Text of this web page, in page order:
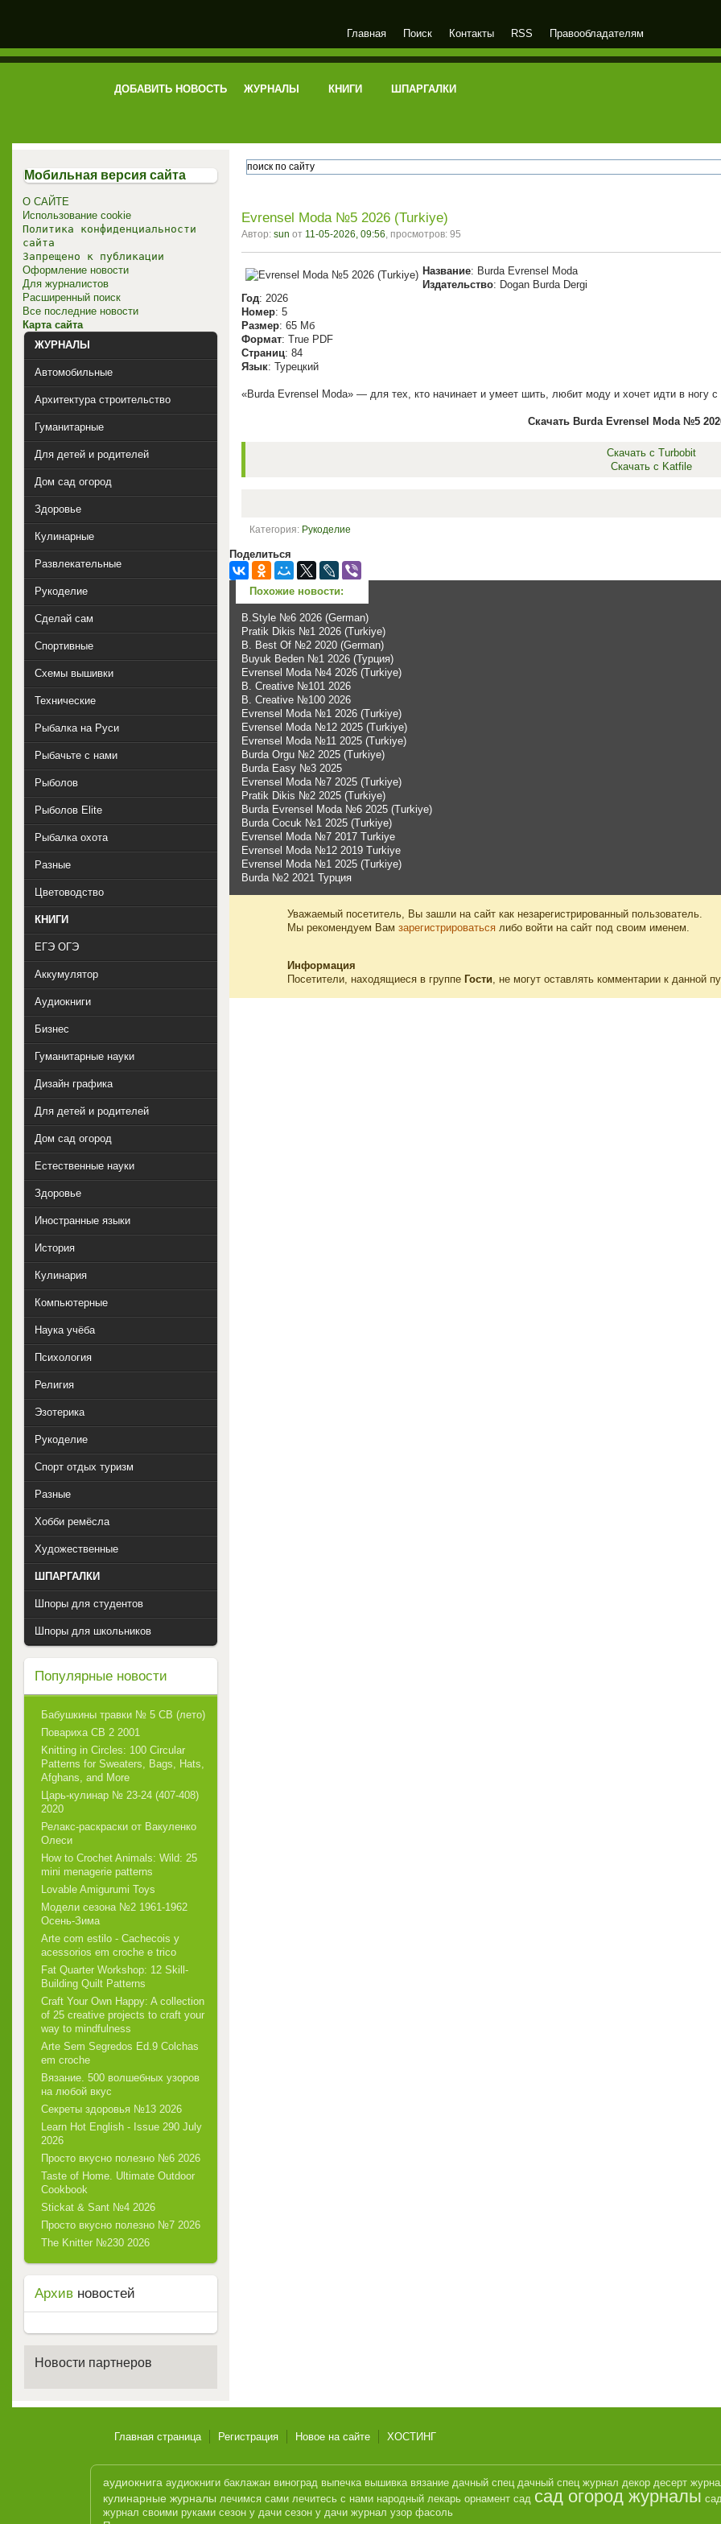
электронная библиотека
Главная Поиск Контакты RSS Правообладателям
ДОБАВИТЬ НОВОСТЬ ЖУРНАЛЫ КНИГИ ШПАРГАЛКИ
Evrensel Moda №5 2026 (Turkiye)
Автор: sun от 11-05-2026, 09:56, просмотров: 95
Название: Burda Evrensel Moda
Издательство: Dogan Burda Dergi
Год: 2026
Номер: 5
Размер: 65 Мб
Формат: True PDF
Страниц: 84
Язык: Турецкий
«Burda Evrensel Moda» — для тех, кто начинает и умеет шить, любит моду и хочет идти в ногу
Скачать Burda Evrensel Moda №5
Скачать с Turbobit
Скачать с Katfile
Категория: Рукоделие
Поделиться
Похожие новости:
B.Style №6 2026 (German)
Pratik Dikis №1 2026 (Turkiye)
B. Best Of №2 2020 (German)
Buyuk Beden №1 2026 (Турция)
Evrensel Moda №4 2026 (Turkiye)
B. Creative №101 2026
B. Creative №100 2026
Evrensel Moda №1 2026 (Turkiye)
Evrensel Moda №12 2025 (Turkiye)
Evrensel Moda №11 2025 (Turkiye)
Burda Orgu №2 2025 (Turkiye)
Burda Easy №3 2025
Evrensel Moda №7 2025 (Turkiye)
Pratik Dikis №2 2025 (Turkiye)
Burda Evrensel Moda №6 2025 (Turkiye)
Burda Cocuk №1 2025 (Turkiye)
Evrensel Moda №7 2017 Turkiye
Evrensel Moda №12 2019 Turkiye
Evrensel Moda №1 2025 (Turkiye)
Burda №2 2021 Турция
Уважаемый посетитель, Вы зашли на сайт как незарегистрированный пользователь.
Мы рекомендуем Вам зарегистрироваться либо войти на сайт под своим именем.
Информация
Посетители, находящиеся в группе Гости , не могут оставлять комментарии к данной
Мобильная версия сайта
О САЙТЕ
Использование cookie
Политика конфиденциальности
сайта
Запрещено к публикации
Оформление новости
Для журналистов
Расширенный поиск
Все последние новости
Карта сайта
ЖУРНАЛЫ
Автомобильные
Архитектура строительство
Гуманитарные
Для детей и родителей
Дом сад огород
Здоровье
Кулинарные
Развлекательные
Рукоделие
Сделай сам
Спортивные
Схемы вышивки
Технические
Рыбалка на Руси
Рыбачьте с нами
Рыболов
Рыболов Elite
Рыбалка охота
Разные
Цветоводство
КНИГИ
ЕГЭ ОГЭ
Аккумулятор
Аудиокниги
Бизнес
Гуманитарные науки
Дизайн графика
Для детей и родителей
Дом сад огород
Естественные науки
Здоровье
Иностранные языки
История
Кулинария
Компьютерные
Наука учёба
Психология
Религия
Эзотерика
Рукоделие
Спорт отдых туризм
Разные
Хобби ремёсла
Художественные
ШПАРГАЛКИ
Шпоры для студентов
Шпоры для школьников
Популярные новости
Бабушкины травки № 5 СВ (лето)
Повариха СВ 2 2001
Knitting in Circles: 100 Circular
Patterns for Sweaters, Bags, Hats,
Afghans, and More
Царь-кулинар № 23-24 (407-408)
2020
Релакс-раскраски от Вакуленко
Олеси
How to Crochet Animals: Wild: 25
mini menagerie patterns
Lovable Amigurumi Toys
Модели сезона №2 1961-1962
Осень-Зима
Arte com estilo - Cachecois у
acessorios em croche e trico
Fat Quarter Workshop: 12 Skill-
Building Quilt Patterns
Craft Your Own Happy: A collection
of 25 creative projects to craft your
way to mindfulness
Arte Sem Segredos Ed.9 Colchas
em croche
Вязание. 500 волшебных узоров
на любой вкус
Секреты здоровья №13 2026
Learn Hot English - Issue 290 July
2026
Просто вкусно полезно №6 2026
Taste of Home. Ultimate Outdoor
Cookbook
Stickat & Sant №4 2026
Просто вкусно полезно №7 2026
The Knitter №230 2026
Архив новостей
Новости партнеров
Главная страница Регистрация Новое на сайте ХОСТИНГ
аудиокнига аудиокниги баклажан виноград выпечка вышивка вязание дачный спец дачный спец журнал декор десерт
кулинарные журналы лечимся сами лечитесь с нами народный лекарь орнамент сад сад огород журналы
журнал своими руками сезон у дачи сезон у дачи журнал узор фасоль